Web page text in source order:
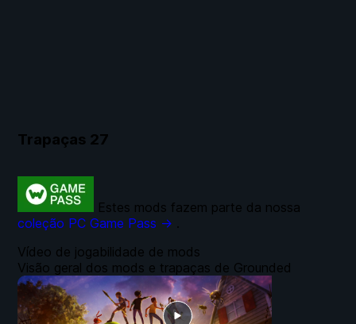
Trapaças 27
Vídeo de jogabilidade de mods
Visão geral dos mods e trapaças de Grounded
Estes mods fazem parte da nossa
coleção PC Game Pass → .